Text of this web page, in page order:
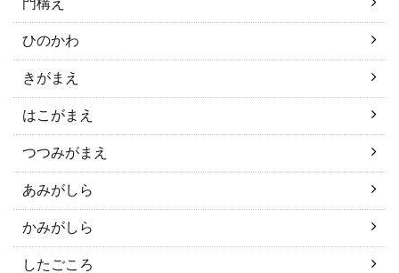
ひのかわ
きがまえ
はこがまえ
つつみがまえ
あみがしら
かみがしら
したごころ